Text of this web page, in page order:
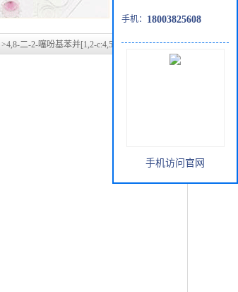
>4,8-二-2-噻吩基苯并[1,2-c:4,5-c']双[1,2,5]噻二唑
手机： 18003825608
手机访问官网